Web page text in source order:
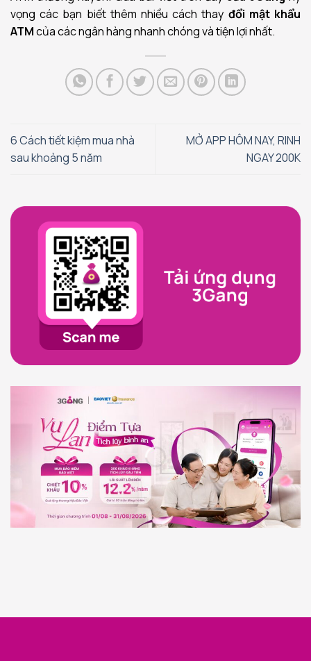
vọng các bạn biết thêm nhiều cách thay đổi mật khẩu
ATMcủa các ngân hàng nhanh chóng và tiện lợi nhất.
6 Cách tiết kiệm mua nhà
sau khoảng 5 năm
MỞ APP HÔM NAY, RINH
NGAY 200K